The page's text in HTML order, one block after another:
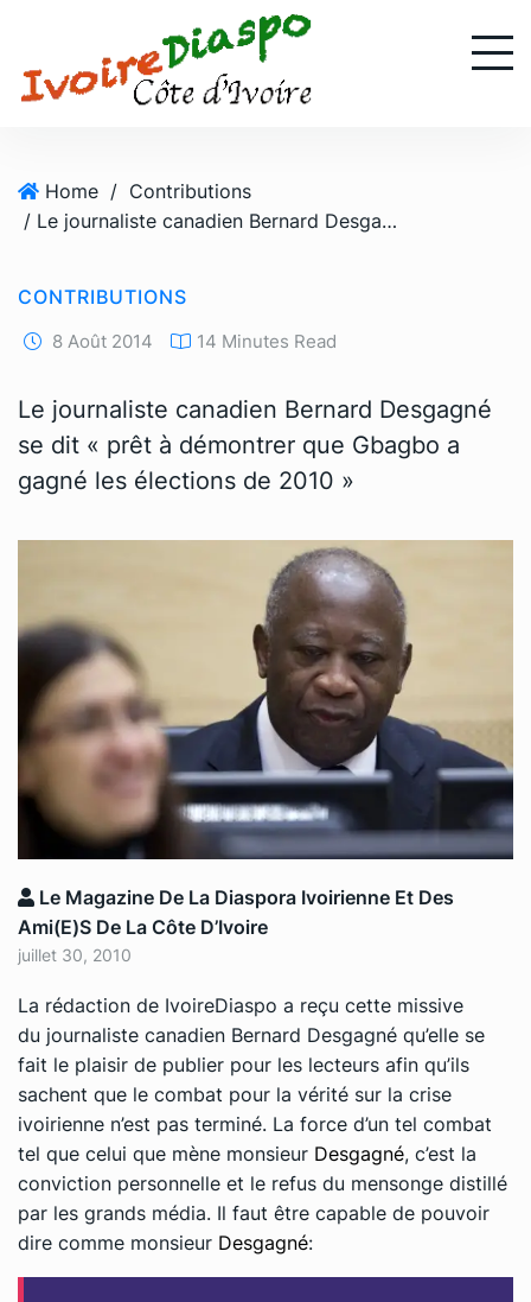
Home / Contributions
/ Le journaliste canadien Bernard Desgagné se dit « prêt à démontrer que Gbagbo a gagné les élections de 2010 »
CONTRIBUTIONS
8 Août 2014 14 Minutes Read
Le journaliste canadien Bernard Desgagné
se dit « prêt à démontrer que Gbagbo a
gagné les élections de 2010 »
Le Magazine De La Diaspora Ivoirienne Et Des
Ami(e)s De La Côte D’Ivoire
juillet 30, 2010
La rédaction de IvoireDiaspo a reçu cette missive
du journaliste canadien Bernard Desgagné qu’elle se
fait le plaisir de publier pour les lecteurs afin qu’ils
sachent que le combat pour la vérité sur la crise
ivoirienne n’est pas terminé. La force d’un tel combat
tel que celui que mène monsieur Desgagné, c’est la
conviction personnelle et le refus du mensonge distillé
par les grands média. Il faut être capable de pouvoir
dire comme monsieur Desgagné: